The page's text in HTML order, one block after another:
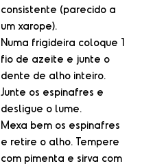
consistente (parecido a
um xarope).
Numa frigideira coloque 1
fio de azeite e junte o
dente de alho inteiro.
Junte os espinafres e
desligue o lume.
Mexa bem os espinafres
e retire o alho. Tempere
com pimenta e sirva com